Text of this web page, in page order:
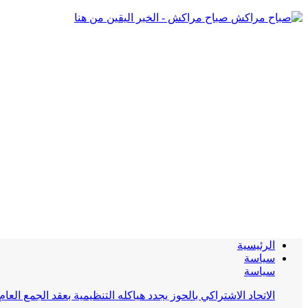
صباح مراكش - الخبر اليقين من هنا
الرئيسية
سياسة
سياسة
الاتحاد الاشتراكي بالحوز يجدد هياكله التنظيمية بعقد الجمع